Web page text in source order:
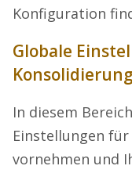
Konfiguration
Globale
Konsolidierung
In diesem
Einstellungen
vornehmen und